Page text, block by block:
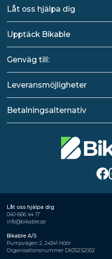
Låt oss hjälpa dig
Upptäck Bikable
Genväg till:
Leveransmöjligheter
Betalningsalternativ
Låt oss hjälpa dig
040-666 44 17
info@bikable.se
Bikable A/S
Pumpvägen 2, 24341 Höör
Organisationsnummer DK35252002